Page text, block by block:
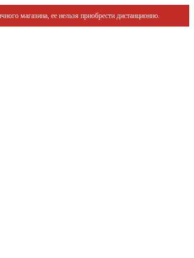
магазина, ее нельзя приобрести дистанционно.